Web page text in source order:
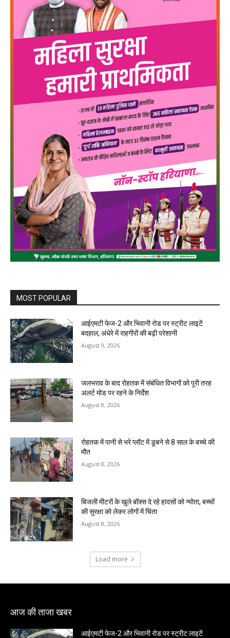
MOST POPULAR
आईएमटी फेज-2 और भिवानी रोड पर स्ट्रीट लाइटें
बदहाल, अंधेरे में राहगीरों की बढ़ी परेशानी
August 9, 2026
जलभराव के बाद रोहतक में संबंधित विभागों को पूरी तरह
अलर्ट मोड पर रहने के निर्देश
August 8, 2026
रोहतक में पानी से भरे प्लॉट में डूबने से 8 साल के बच्चे की
मौत
August 8, 2026
बिजली मीटरों के खुले बॉक्स दे रहे हादसों को न्योता, बच्चों
की सुरक्षा को लेकर लोगों में चिंता
August 8, 2026
Load more
आज की ताजा खबर
आईएमटी फेज-2 और भिवानी रोड पर स्ट्रीट लाइटें